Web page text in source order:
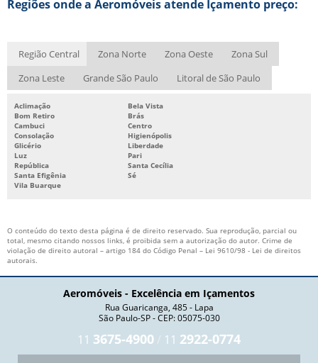
IÇAMENTO DE VIDROS
IÇAMENTO E MOVIMENTAÇÃO DE CARGAS
IÇAMENTO EM SP
IÇAMENTO PARA APARTAMENTO
IÇAMENTO PREÇO
IÇAMENTO VERTICAL
IÇAMENTOS EM GERAL
MOVIMENTAÇÃO DE MÓVEIS
MUDANÇA IÇAMENTO SP
PREÇO IÇAMENTO SOFÁ
QUANTO CUSTA IÇAMENTO
QUANTO CUSTA IÇAMENTO DE MÓVEIS
TRANSPORTE VERTICAL DE VIDROS DE PISCINAS
Regiões onde a Aeromóveis atende Içamento preço:
Região Central Zona Norte Zona Oeste
Zona Sul
Zona Leste
Grande São Paulo Litoral de São Paulo
Aclimação
Bela Vista
Bom Retiro
Brás
Cambuci
Centro
Consolação
Higienópolis
Glicério
Liberdade
Luz
Pari
República
Santa Cecília
Santa Efigênia
Sé
Vila Buarque
O conteúdo do texto desta página é de direito reservado. Sua reprodução, parcial ou
total, mesmo citando nossos links, é proibida sem a autorização do autor. Crime de
violação de direito autoral – artigo 184 do Código Penal – Lei 9610/98 - Lei de direitos
autorais.
Aeromóveis - Excelência em Içamentos
Rua Guaricanga, 485 - Lapa
São Paulo-SP - CEP: 05075-030
11 3675-4900 / 11 2922-0774